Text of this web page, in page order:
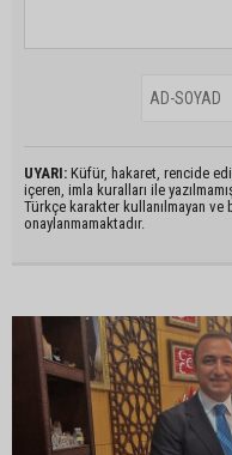
UYARI: Küfür, hakaret, rencide
içeren, imla kuralları ile
Türkçe karakter kullanılmayan ve
onaylanmamaktadır.